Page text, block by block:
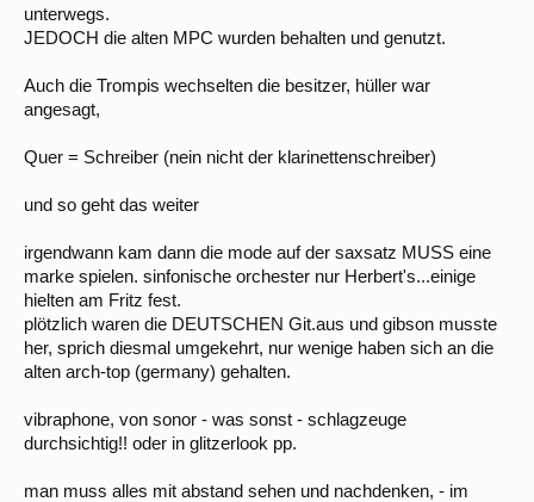
unterwegs.
JEDOCH die alten MPC wurden behalten und genutzt.
Auch die Trompis wechselten die besitzer, hüller war
angesagt,
Quer = Schreiber (nein nicht der klarinettenschreiber)
und so geht das weiter
irgendwann kam dann die mode auf der saxsatz MUSS eine
marke spielen. sinfonische orchester nur Herbert's...einige
hielten am Fritz fest.
plötzlich waren die DEUTSCHEN Git.aus und gibson musste
her, sprich diesmal umgekehrt, nur wenige haben sich an die
alten arch-top (germany) gehalten.
vibraphone, von sonor - was sonst - schlagzeuge
durchsichtig!! oder in glitzerlook pp.
man muss alles mit abstand sehen und nachdenken, - im